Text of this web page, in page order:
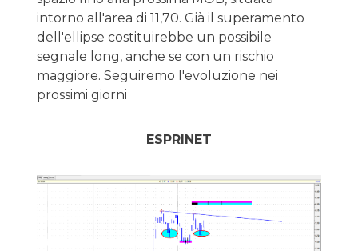
intorno all'area di 11,70. Già il superamento
dell'ellipse costituirebbe un possibile
segnale long, anche se con un rischio
maggiore. Seguiremo l'evoluzione nei
prossimi giorni
ESPRINET